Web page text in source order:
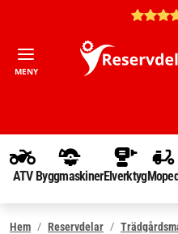
MENY
ATV ByggmaskinerElverktyg
Hem Reservdelar